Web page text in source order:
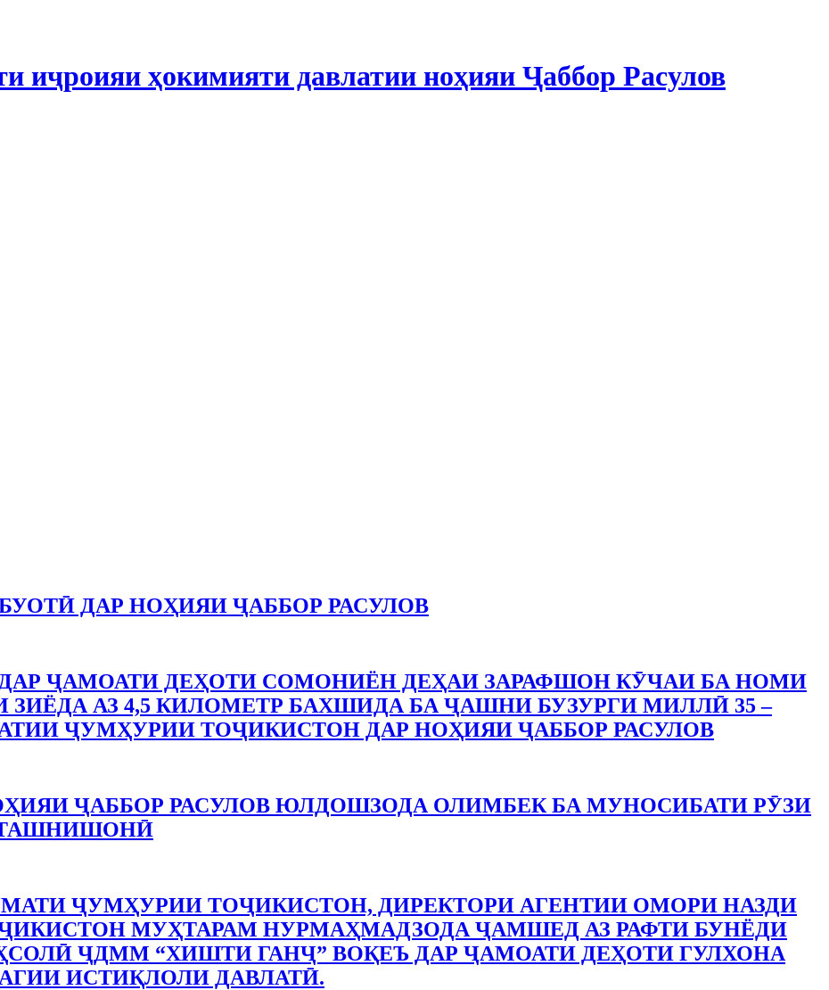
иҷроияи ҳокимияти давлатии ноҳияи Ҷаббор Расулов
ДАР НОҲИЯИ ҶАББОР РАСУЛОВ
ҶАМОАТИ ДЕҲОТИ СОМОНИЁН ДЕҲАИ ЗАРАФШОН КӮЧАИ БА НОМИ
АЗ 4,5 КИЛОМЕТР БАХШИДА БА ҶАШНИ БУЗУРГИ МИЛЛӢ 35 –
ҶУМҲУРИИ ТОҶИКИСТОН ДАР НОҲИЯИ ҶАББОР РАСУЛОВ
ҶАББОР РАСУЛОВ ЮЛДОШЗОДА ОЛИМБЕК БА МУНОСИБАТИ РӮЗИ
ҶУМҲУРИИ ТОҶИКИСТОН, ДИРЕКТОРИ АГЕНТИИ ОМОРИ НАЗДИ
МУҲТАРАМ НУРМАҲМАДЗОДА ҶАМШЕД АЗ РАФТИ БУНЁДИ
ҶДММ “ХИШТИ ГАНҶ” ВОҚЕЪ ДАР ҶАМОАТИ ДЕҲОТИ ГУЛХОНА
ИСТИҚЛОЛИ ДАВЛАТӢ.